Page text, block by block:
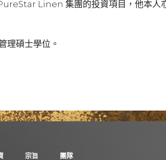
Linen 集團的投資項目，他本人
理碩士學位。
宗旨 團隊